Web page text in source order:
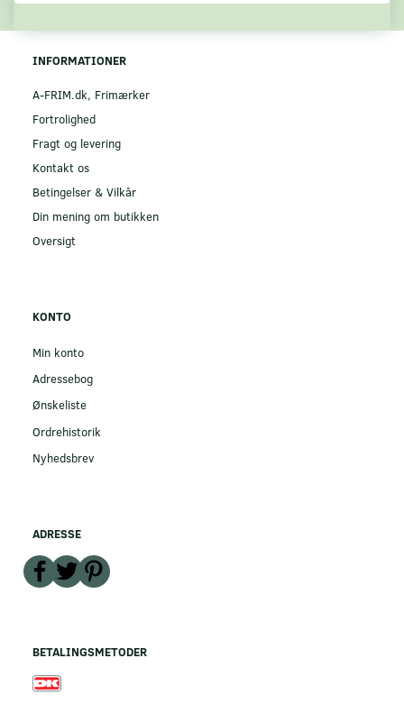
INFORMATIONER
A-FRIM.dk, Frimærker
Fortrolighed
Fragt og levering
Kontakt os
Betingelser & Vilkår
Din mening om butikken
Oversigt
KONTO
Min konto
Adressebog
Ønskeliste
Ordrehistorik
Nyhedsbrev
ADRESSE
BETALINGSMETODER